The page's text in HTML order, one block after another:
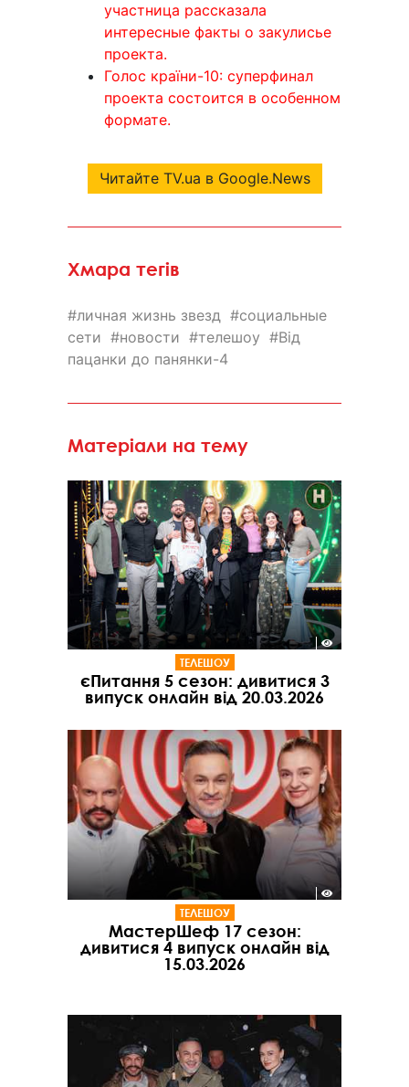
участница рассказала
интересные факты о закулисье
проекта.
Голос країни-10: суперфинал
проекта состоится в особенном
формате.
Читайте TV.ua в Google.News
Хмара тегів
личная жизнь звезд
социальные
сети
новости телешоу
Від
пацанки до панянки-4
Матеріали на тему
ТЕЛЕШОУ
єПитання 5 сезон: дивитися 3
випуск онлайн від 20.03.2026
ТЕЛЕШОУ
МастерШеф 17 сезон:
дивитися 4 випуск онлайн від
15.03.2026